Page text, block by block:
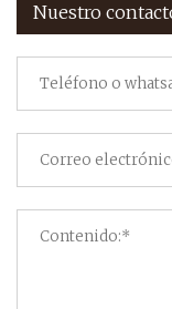
Nuestro